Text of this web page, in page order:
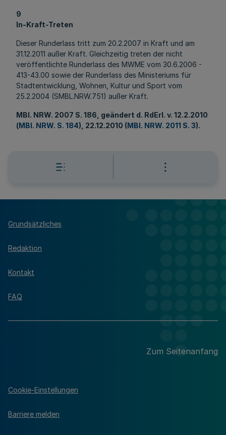
9
In-Kraft-Treten
Dieser Runderlass tritt zum 20.2.2007 in Kraft und am
31.12.2011 außer Kraft. Gleichzeitig treten der nicht
veröffentlichte Runderlass des MWME vom 30.6.2006 -
413-43.00 sowie der Runderlass des Ministeriums für
Stadtentwicklung, Wohnen, Kultur und Sport vom
25.2.2004 (SMBL.NRW.751) außer Kraft.
MBl. NRW. 2007 S. 186, geändert d. RdErl. v. 12.2.2010
(MBl. NRW. S. 184), 22.12.2010 (MBl. NRW. 2011 S. 3).
Grundsätzliches
Redaktion
Kontakt
FAQ
Zum Seitenanfang
Cookie-Einstellungen
Barriere melden